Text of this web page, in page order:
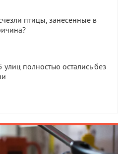
птицы, занесенные в
полностью остались без